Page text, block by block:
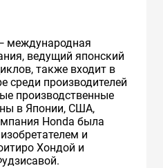
международная
ведущий японский
также входит в
среди производителей
производственные
в Японии, США,
Honda была
и
Хондой и